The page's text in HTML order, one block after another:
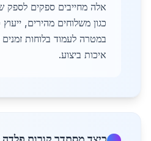
אלה מחייבים ספקים לספק
כגון משלוחים מהירים, ייעוץ
במטרה לעמוד בלוחות זמנים
איכות ביצוע.